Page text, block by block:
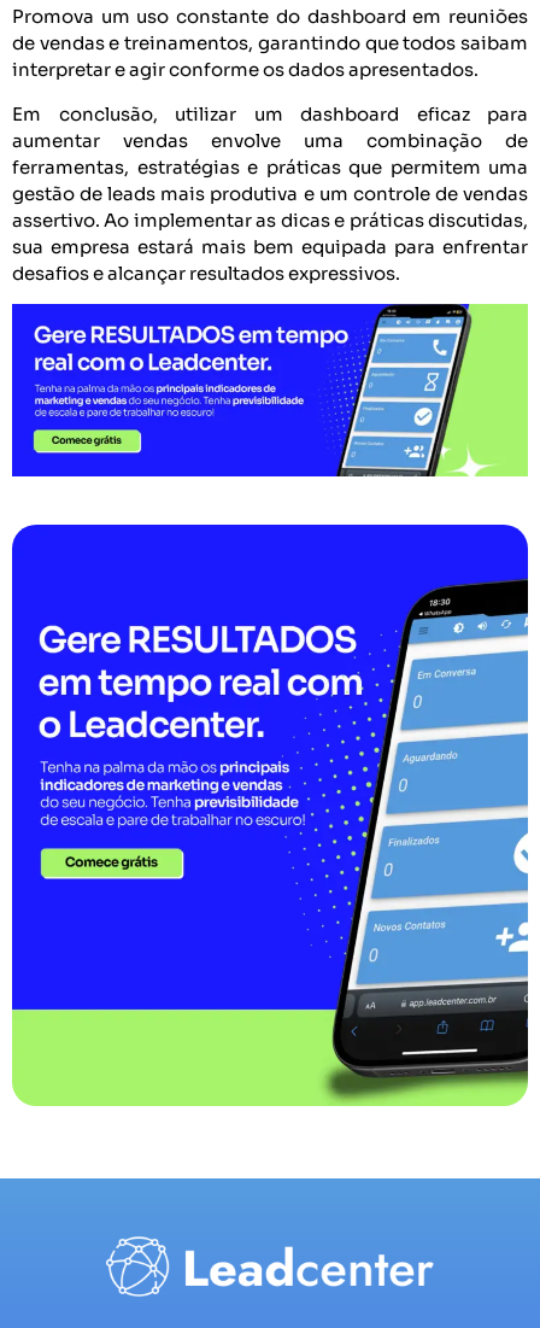
Promova um uso constante do dashboard em reuniões
de vendas e treinamentos, garantindo que todos saibam
interpretar e agir conforme os dados apresentados.
Em conclusão, utilizar um dashboard eficaz para
aumentar vendas envolve uma combinação de
ferramentas, estratégias e práticas que permitem uma
gestão de leads mais produtiva e um controle de vendas
assertivo. Ao implementar as dicas e práticas discutidas,
sua empresa estará mais bem equipada para enfrentar
desafios e alcançar resultados expressivos.